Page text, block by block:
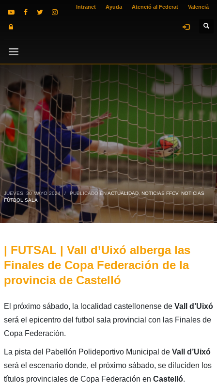
Intranet Ayuda Atenció al Federat Valencià
JUEVES, 30 MAYO 2024 / PUBLICADO ENACTUALIDAD, NOTICIAS FFCV, NOTICIAS
FÚTBOL SALA
| FUTSAL | Vall d’Uixó alberga las
Finales de Copa Federación de la
provincia de Castelló
El próximo sábado, la localidad castellonense de Vall d’Uixó
será el epicentro del futbol sala provincial con las Finales de
Copa Federación.
La pista del Pabellón Polideportivo Municipal de Vall d’Uixó
será el escenario donde, el próximo sábado, se diluciden los
títulos provinciales de Copa Federación en Castelló.